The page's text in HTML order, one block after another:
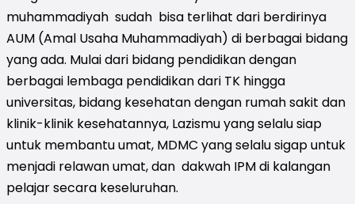
muhammadiyah sudah bisa terlihat dari berdirinya
AUM (Amal Usaha Muhammadiyah) di berbagai bidang
yang ada. Mulai dari bidang pendidikan dengan
berbagai lembaga pendidikan dari TK hingga
universitas, bidang kesehatan dengan rumah sakit dan
klinik-klinik kesehatannya, Lazismu yang selalu siap
untuk membantu umat, MDMC yang selalu sigap untuk
menjadi relawan umat, dan dakwah IPM di kalangan
pelajar secara keseluruhan.